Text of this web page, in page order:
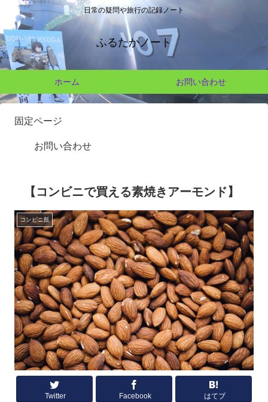
日常の疑問や旅行の記録ノート
ふるたかノート
ホーム お問い合わせ
固定ページ
お問い合わせ
【コンビニで買える素焼きアーモンド】
コンビニ飯
Twitter Facebook はてブ